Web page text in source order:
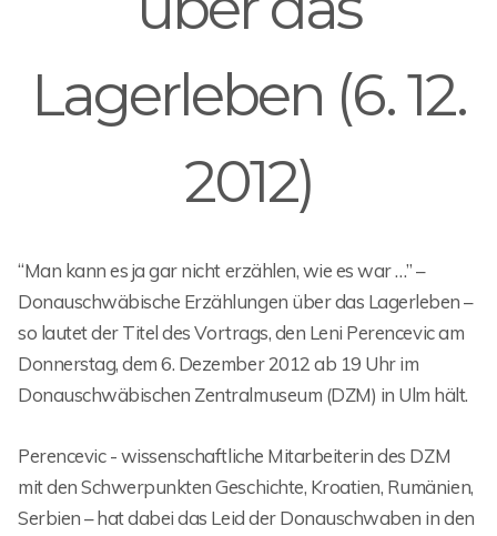
Lagerleben (6. 12.
2012)
“Man kann es ja gar nicht erzählen, wie es war …” –
Donauschwäbische Erzählungen über das Lagerleben –
so lautet der Titel des Vortrags, den Leni Perencevic am
Donnerstag, dem 6. Dezember 2012 ab 19 Uhr im
Donauschwäbischen Zentralmuseum (DZM) in Ulm hält.
Perencevic - wissenschaftliche Mitarbeiterin des DZM
mit den Schwerpunkten Geschichte, Kroatien, Rumänien,
Serbien – hat dabei das Leid der Donauschwaben in den